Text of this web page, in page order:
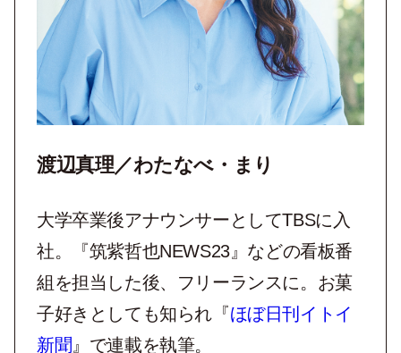
渡辺真理／わたなべ・まり
大学卒業後アナウンサーとしてTBSに入
社。『筑紫哲也NEWS23』などの看板番
組を担当した後、フリーランスに。お菓
子好きとしても知られ『ほぼ日刊イトイ
新聞 』で連載を執筆。